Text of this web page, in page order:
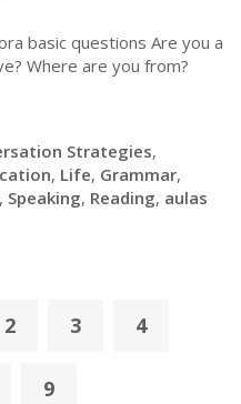
basic questions Are you a
Where are you from?
Strategies,
, Life, Grammar,
, Speaking, Reading, aulas
2 3 4
9